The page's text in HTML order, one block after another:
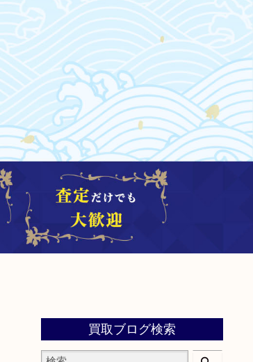
買取ブログ検索